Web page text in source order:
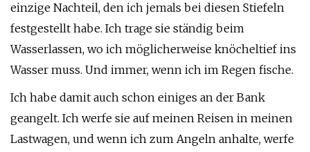
einzige Nachteil, den ich jemals bei diesen Stiefeln
festgestellt habe. Ich trage sie ständig beim
Wasserlassen, wo ich möglicherweise knöcheltief ins
Wasser muss. Und immer, wenn ich im Regen fische.
Ich habe damit auch schon einiges an der Bank
geangelt. Ich werfe sie auf meinen Reisen in meinen
Lastwagen, und wenn ich zum Angeln anhalte, werfe